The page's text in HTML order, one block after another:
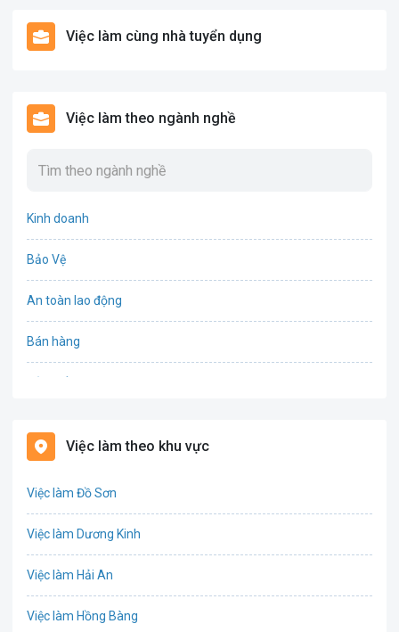
Việc làm cùng nhà tuyển dụng
Việc làm theo ngành nghề
Kinh doanh
Bảo Vệ
An toàn lao động
Bán hàng
Biên phiên dịch
Việc làm theo khu vực
Việc làm Đồ Sơn
Việc làm Dương Kinh
Việc làm Hải An
Việc làm Hồng Bàng